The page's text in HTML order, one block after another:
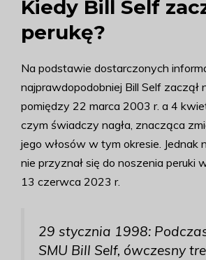
Kiedy Bill Self
perukę?
Na podstawie dostarczonych
najprawdopodobniej Bill Self zaczął
pomiędzy 22 marca 2003 r. a 4
czym świadczy nagła, znacząca
jego włosów w tym okresie. Jednak
nie przyznał się do noszenia peruki
13 czerwca 2023 r.
29 stycznia 1998:
SMU Bill Self, ówczesny